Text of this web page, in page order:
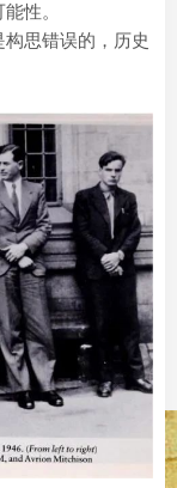
性。
构思错误的，历史